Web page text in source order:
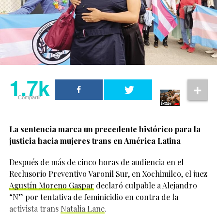
Jonathan Bailey y Cynthia Erivo
también colaboran fuera de la
pantalla
Erivo también habló sobre el trabajo de Bailey conThe
2024 para recaudar fondos destinados a grupos
LGBTQIA+ alrededor del mundo.
participar desde el inicio del proyecto y aceptó porque
entendió que el actor realmente quería generar un
impacto positivo.
“He podido vivir siendo
yo misma durante
1.7k
Compartir
1.7k
Compartir
La sentencia marca un precedente histórico para la
justicia hacia mujeres trans en América Latina
Después de más de cinco horas de audiencia en el
Reclusorio Preventivo Varonil Sur, en Xochimilco, el juez
Agustín Moreno Gaspar declaró culpable a Alejandro
“N” por tentativa de feminicidio en contra de la
activista trans Natalia Lane.